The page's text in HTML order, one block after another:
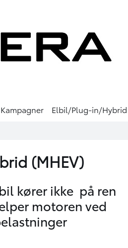
Kampagner Elbil/Plug-in/Hybrid
(MHEV)
kører ikke på ren
motoren ved